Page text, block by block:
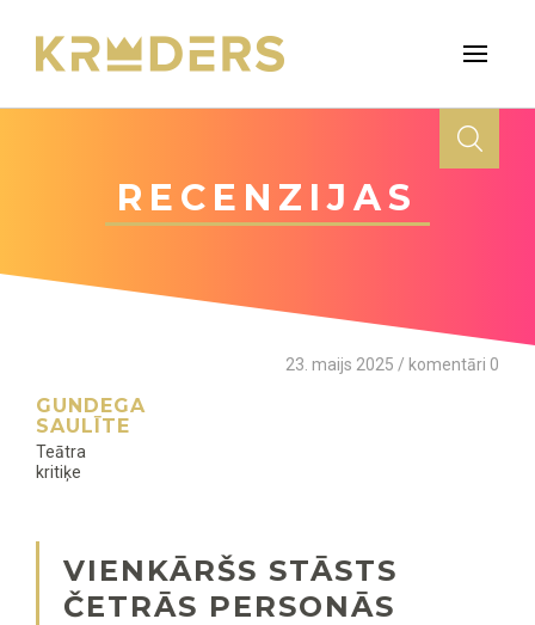
RECENZIJAS
23. maijs 2025 / komentāri 0
GUNDEGA
SAULĪTE
Teātra
kritiķe
VIENKĀRŠS STĀSTS
ČETRĀS PERSONĀS